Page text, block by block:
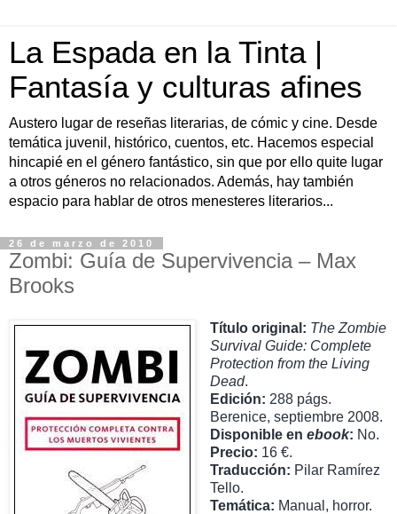
La Espada en la Tinta |
Fantasía y culturas afines
Austero lugar de reseñas literarias, de cómic y cine. Desde
temática juvenil, histórico, cuentos, etc. Hacemos especial
hincapié en el género fantástico, sin que por ello quite lugar
a otros géneros no relacionados. Además, hay también
espacio para hablar de otros menesteres literarios...
26 de marzo de 2010
Zombi: Guía de Supervivencia – Max
Brooks
Título original: The Zombie
Survival Guide: Complete
Protection from the Living
Dead.
Edición: 288 págs.
Berenice, septiembre 2008.
Disponible en ebook: No.
Precio: 16 €.
Traducción: Pilar Ramírez
Tello.
Temática: Manual, horror.